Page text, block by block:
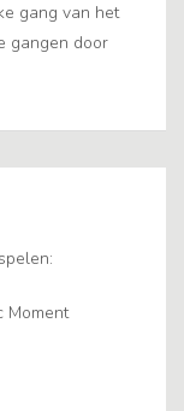
gang van het
gangen door
Moment